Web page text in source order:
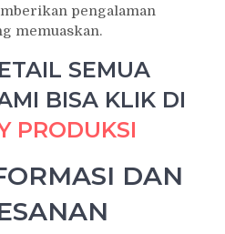
pengalaman
memuaskan.
SEMUA
BISA KLIK DI
PRODUKSI
DAN